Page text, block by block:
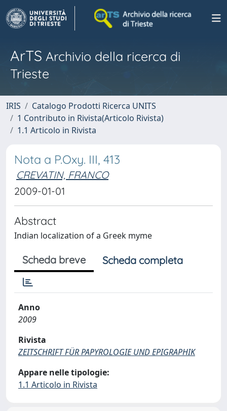
ArTS Archivio della ricerca di
Trieste
IRIS
Catalogo Prodotti Ricerca UNITS
1 Contributo in Rivista(Articolo Rivista)
1.1 Articolo in Rivista
Nota a P.Oxy. III, 413
CREVATIN, FRANCO
2009-01-01
Abstract
Indian localization of a Greek myme
Scheda breve Scheda completa
Anno
2009
Rivista
ZEITSCHRIFT FÜR PAPYROLOGIE UND EPIGRAPHIK
Appare nelle tipologie:
1.1 Articolo in Rivista